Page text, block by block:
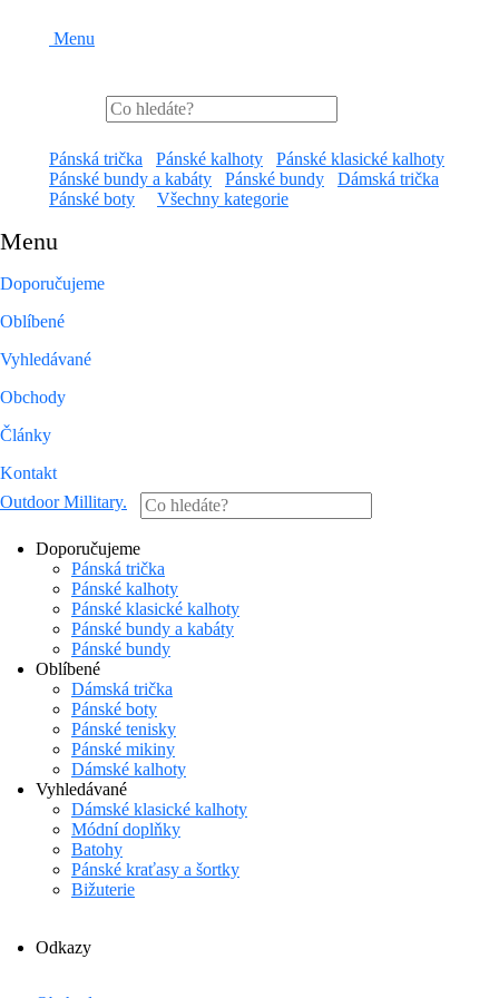
Menu
Pánská trička Pánské kalhoty
Pánské klasické kalhoty
Pánské bundy a kabáty
Pánské bundy
Dámská trička
Pánské boty
Všechny kategorie
Menu
Doporučujeme
Oblíbené
Vyhledávané
Obchody
Články
Kontakt
Outdoor Millitary.
Doporučujeme
Pánská trička
Pánské kalhoty
Pánské klasické kalhoty
Pánské bundy a kabáty
Pánské bundy
Oblíbené
Dámská trička
Pánské boty
Pánské tenisky
Pánské mikiny
Dámské kalhoty
Vyhledávané
Dámské klasické kalhoty
Módní doplňky
Batohy
Pánské kraťasy a šortky
Bižuterie
Odkazy